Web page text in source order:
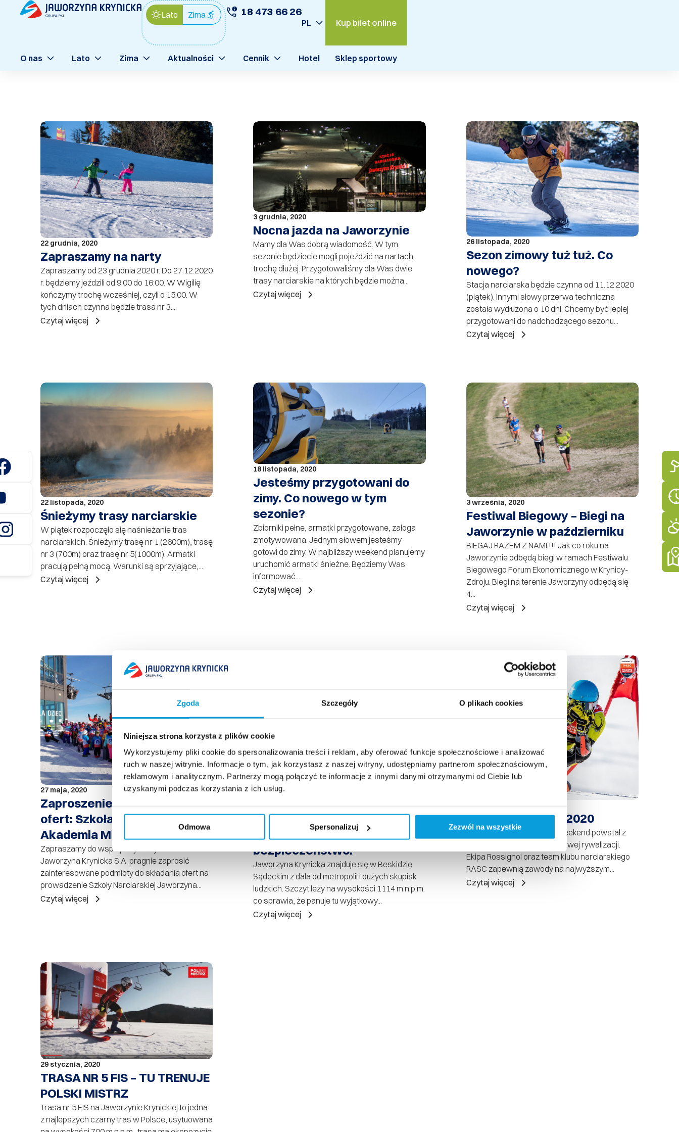
Zgoda Szczegóły O plikach cookies
Niniejsza strona korzysta z plików cookie
Wykorzystujemy pliki cookie do spersonalizowania treści i reklam, aby oferować funkcje społecznościowe i analizować
ruch w naszej witrynie. Informacje o tym, jak korzystasz z naszej witryny, udostępniamy partnerom społecznościowym,
reklamowym i analitycznym. Partnerzy mogą połączyć te informacje z innymi danymi otrzymanymi od Ciebie lub
uzyskanymi podczas korzystania z ich usług.
Odmowa Spersonalizuj Zezwól na wszystkie
O nas Lato Zima Aktualności Cennik Hotel Sklep sportowy
Lato Zima 18 473 66 26
PL Kup bilet online
22 grudnia, 2020
Zapraszamy na narty
Zapraszamy od 23 grudnia 2020 r. Do 27.12.2020
r. będziemy jeździli od 9:00 do 16:00. W Wigilię
kończymy trochę wcześniej, czyli o 15:00. W
tych dniach czynna będzie trasa nr 3....
Czytaj więcej
3 grudnia, 2020
Nocna jazda na Jaworzynie
Mamy dla Was dobrą wiadomość. W tym
sezonie będziecie mogli pojeździć na nartach
trochę dłużej. Przygotowaliśmy dla Was dwie
trasy narciarskie na których będzie można...
Czytaj więcej
26 listopada, 2020
Sezon zimowy tuż tuż. Co
nowego?
Stacja narciarska będzie czynna od 11.12.2020
(piątek). Innymi słowy przerwa techniczna
została wydłużona o 10 dni. Chcemy być lepiej
przygotowani do nadchodzącego sezonu...
Czytaj więcej
22 listopada, 2020
Śnieżymy trasy narciarskie
W piątek rozpoczęło się naśnieżanie tras
narciarskich. Śnieżymy trasę nr 1 (2600m), trasę
nr 3 (700m) oraz trasę nr 5(1000m). Armatki
pracują pełną mocą. Warunki są sprzyjające,...
Czytaj więcej
18 listopada, 2020
Jesteśmy przygotowani do
zimy. Co nowego w tym
sezonie?
Zbiorniki pełne, armatki przygotowane, załoga
zmotywowana. Jednym słowem jesteśmy
gotowi do zimy. W najbliższy weekend planujemy
uruchomić armatki śnieżne. Będziemy Was
informować...
Czytaj więcej
3 września, 2020
Festiwal Biegowy – Biegi na
Jaworzynie w październiku
BIEGAJ RAZEM Z NAMI !!! Jak co roku na
Jaworzynie odbędą biegi w ramach Festiwalu
Biegowego Forum Ekonomicznego w Krynicy-
Zdroju. Biegi na terenie Jaworzyny odbędą się
4...
Czytaj więcej
27 maja, 2020
Zaproszenie do składania
ofert: Szkoła Narciarska,
Akademia Misia Polarnego
Zapraszamy do współpacy. Kolej Gondolowa
Jaworzyna Krynicka S.A. pragnie zaprosić
zainteresowane podmioty do składania ofert na
prowadzenie Szkoły Narciarskiej Jaworzyna...
Czytaj więcej
20 maja, 2020
Kolej gondolowa jest czynna.
Przeczytajcie jak będziemy
dbać o Wasze
bezpieczeństwo.
Jaworzyna Krynicka znajduje się w Beskidzie
Sądeckim z dala od metropolii i dużych skupisk
ludzkich. Szczyt leży na wysokości 1114 m n.p.m.
co sprawia, że panuje tu wyjątkowy...
Czytaj więcej
20 lutego, 2020
Racing Weekend 2020
28-29.02.2020 r. - Racing Weekend powstał z
pasji do narciarstwa i sportowej rywalizacji.
Ekipa Rossignol oraz team klubu narciarskiego
RASC zapewnią zawody na najwyższym...
Czytaj więcej
29 stycznia, 2020
TRASA NR 5 FIS – TU TRENUJE
POLSKI MISTRZ
Trasa nr 5 FIS na Jaworzynie Krynickiej to jedna
z najlepszych czarny tras w Polsce, usytuowana